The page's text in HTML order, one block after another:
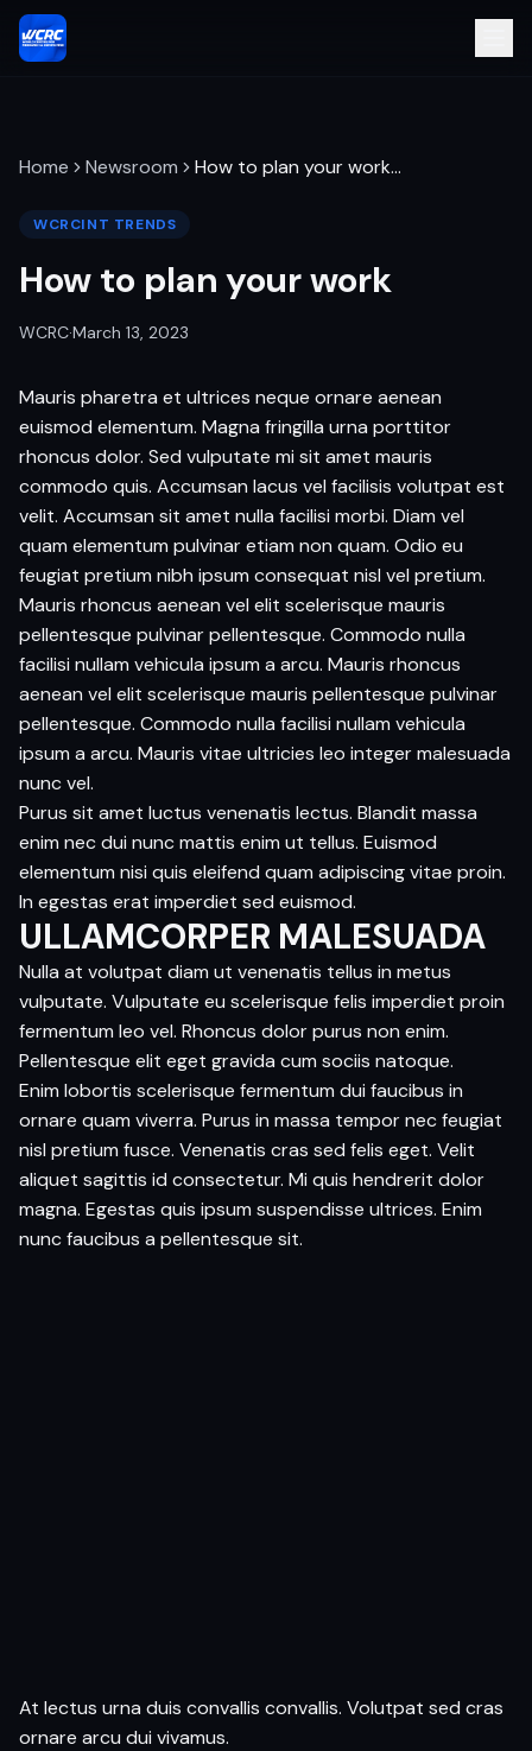
Home Newsroom How to plan your work…
WCRCINT TRENDS
How to plan your work
WCRC·March 13, 2023
Mauris pharetra et ultrices neque ornare aenean
euismod elementum. Magna fringilla urna porttitor
rhoncus dolor. Sed vulputate mi sit amet mauris
commodo quis. Accumsan lacus vel facilisis volutpat est
velit. Accumsan sit amet nulla facilisi morbi. Diam vel
quam elementum pulvinar etiam non quam. Odio eu
feugiat pretium nibh ipsum consequat nisl vel pretium.
Mauris rhoncus aenean vel elit scelerisque mauris
pellentesque pulvinar pellentesque. Commodo nulla
facilisi nullam vehicula ipsum a arcu. Mauris rhoncus
aenean vel elit scelerisque mauris pellentesque pulvinar
pellentesque. Commodo nulla facilisi nullam vehicula
ipsum a arcu. Mauris vitae ultricies leo integer malesuada
nunc vel.
Purus sit amet luctus venenatis lectus. Blandit massa
enim nec dui nunc mattis enim ut tellus. Euismod
elementum nisi quis eleifend quam adipiscing vitae proin.
In egestas erat imperdiet sed euismod.
ULLAMCORPER MALESUADA
Nulla at volutpat diam ut venenatis tellus in metus
vulputate. Vulputate eu scelerisque felis imperdiet proin
fermentum leo vel. Rhoncus dolor purus non enim.
Pellentesque elit eget gravida cum sociis natoque.
Enim lobortis scelerisque fermentum dui faucibus in
ornare quam viverra. Purus in massa tempor nec feugiat
nisl pretium fusce. Venenatis cras sed felis eget. Velit
aliquet sagittis id consectetur. Mi quis hendrerit dolor
magna. Egestas quis ipsum suspendisse ultrices. Enim
nunc faucibus a pellentesque sit.
At lectus urna duis convallis convallis. Volutpat sed cras
ornare arcu dui vivamus.